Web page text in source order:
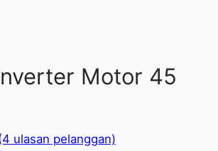
Motor 45
ulasan pelanggan)